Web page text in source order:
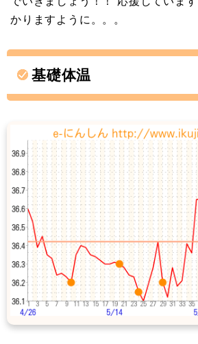
かりますように。。。
基礎体温